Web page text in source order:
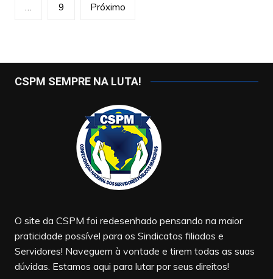
… 9 Próximo
CSPM SEMPRE NA LUTA!
O site da CSPM foi redesenhado pensando na maior
praticidade possível para os Sindicatos filiados e
Servidores! Naveguem à vontade e tirem todas as suas
dúvidas. Estamos aqui para lutar por seus direitos!